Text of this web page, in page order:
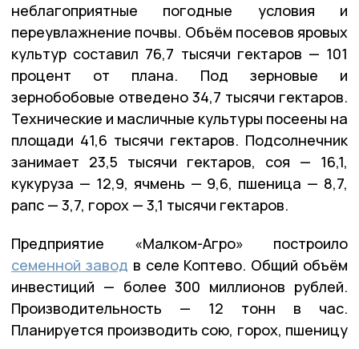
неблагоприятные погодные условия и
переувлажнение почвы. Объём посевов яровых
культур составил 76,7 тысячи гектаров — 101
процент от плана. Под зерновые и
зернобобовые отведено 34,7 тысячи гектаров.
Технические и масличные культуры посеены на
площади 41,6 тысячи гектаров. Подсолнечник
занимает 23,5 тысячи гектаров, соя — 16,1,
кукуруза — 12,9, ячмень — 9,6, пшеница — 8,7,
рапс — 3,7, горох — 3,1 тысячи гектаров.
Предприятие «Малком-Агро» построило
семенной завод в селе Коптево. Общий объём
инвестиций — более 300 миллионов рублей.
Производительность — 12 тонн в час.
Планируется производить сою, горох, пшеницу